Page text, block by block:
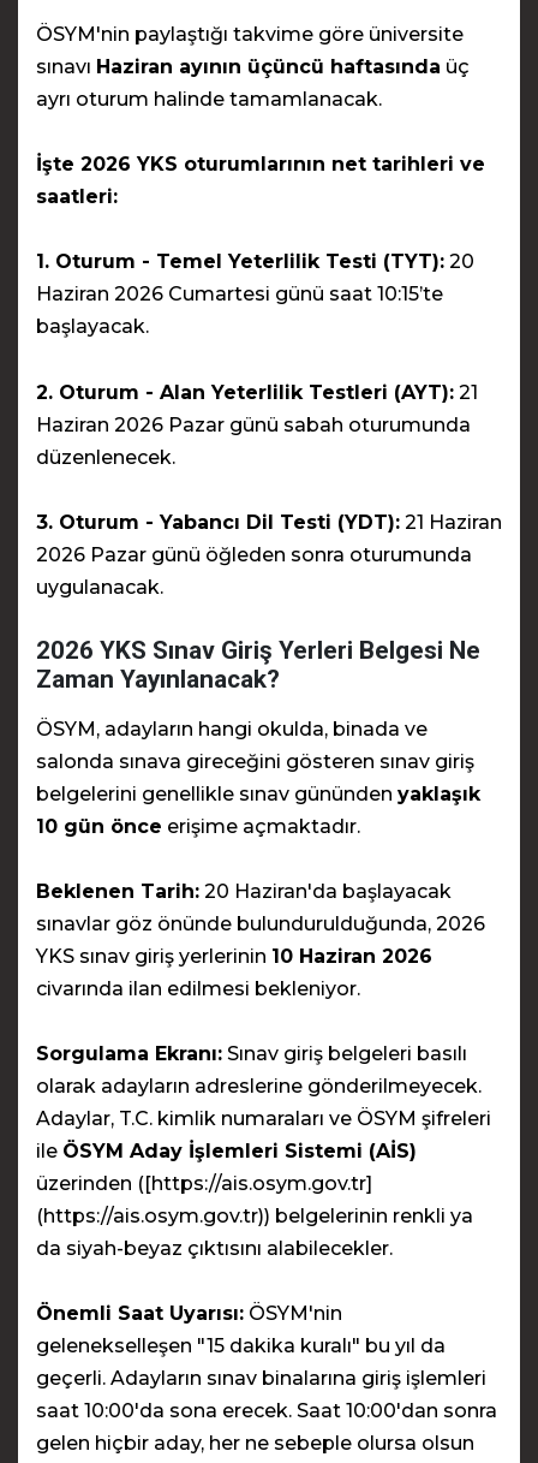
ÖSYM'nin paylaştığı takvime göre üniversite
sınavı Haziran ayının üçüncü haftasında üç
ayrı oturum halinde tamamlanacak.
İşte 2026 YKS oturumlarının net tarihleri ve
saatleri:
1. Oturum - Temel Yeterlilik Testi (TYT): 20
Haziran 2026 Cumartesi günü saat 10:15’te
başlayacak.
2. Oturum - Alan Yeterlilik Testleri (AYT): 21
Haziran 2026 Pazar günü sabah oturumunda
düzenlenecek.
3. Oturum - Yabancı Dil Testi (YDT): 21 Haziran
2026 Pazar günü öğleden sonra oturumunda
uygulanacak.
2026 YKS Sınav Giriş Yerleri Belgesi Ne
Zaman Yayınlanacak?
ÖSYM, adayların hangi okulda, binada ve
salonda sınava gireceğini gösteren sınav giriş
belgelerini genellikle sınav gününden yaklaşık
10 gün önce erişime açmaktadır.
Beklenen Tarih: 20 Haziran'da başlayacak
sınavlar göz önünde bulundurulduğunda, 2026
YKS sınav giriş yerlerinin 10 Haziran 2026
civarında ilan edilmesi bekleniyor.
Sorgulama Ekranı: Sınav giriş belgeleri basılı
olarak adayların adreslerine gönderilmeyecek.
Adaylar, T.C. kimlik numaraları ve ÖSYM şifreleri
ile ÖSYM Aday İşlemleri Sistemi (AİS)
üzerinden ([https://ais.osym.gov.tr]
(https://ais.osym.gov.tr)) belgelerinin renkli ya
da siyah-beyaz çıktısını alabilecekler.
Önemli Saat Uyarısı: ÖSYM'nin
gelenekselleşen "15 dakika kuralı" bu yıl da
geçerli. Adayların sınav binalarına giriş işlemleri
saat 10:00'da sona erecek. Saat 10:00'dan sonra
gelen hiçbir aday, her ne sebeple olursa olsun